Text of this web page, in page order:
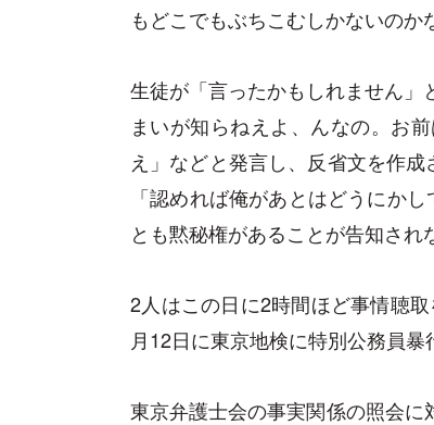
もどこでもぶちこむしかないのか
生徒が「言ったかもしれません」
まいが知らねえよ、んなの。お
え」などと発言し、反省文を作
「認めれば俺があとはどうにか
とも黙秘権があることが告知され
2人はこの日に2時間ほど事情聴
月12日に東京地検に特別公務員
東京弁護士会の事実関係の照会